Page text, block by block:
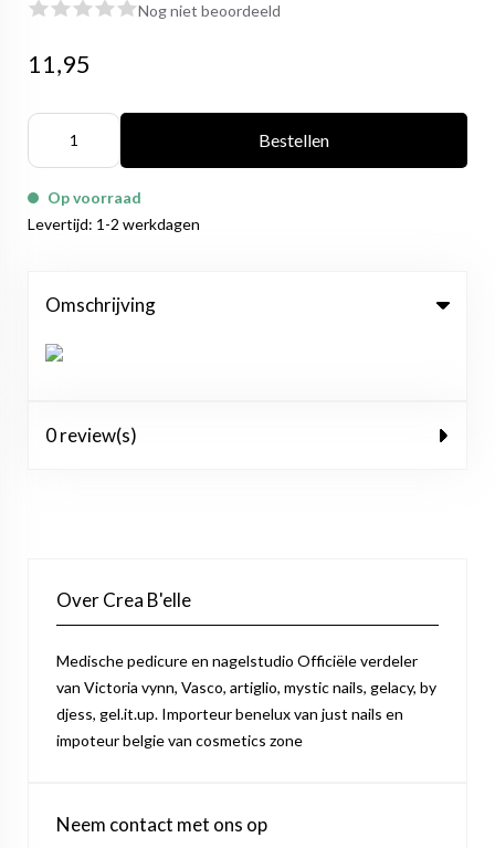
Nog niet beoordeeld
11,95
Bestellen
Op voorraad
Levertijd: 1-2 werkdagen
Omschrijving
0 review(s)
Over Crea B'elle
Medische pedicure en nagelstudio Officiële verdeler
van Victoria vynn, Vasco, artiglio, mystic nails, gelacy, by
djess, gel.it.up. Importeur benelux van just nails en
impoteur belgie van cosmetics zone
Neem contact met ons op